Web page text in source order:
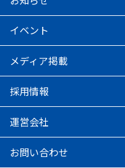
イベント
メディア掲載
採用情報
運営会社
お問い合わせ